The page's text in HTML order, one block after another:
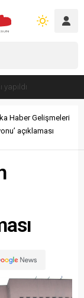
Haber Gelişmeleri
açıklaması